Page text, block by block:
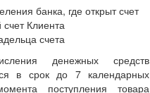
банка, где открыт счет
Клиента
счета
денежных средств
в срок до 7 календарных
поступления товара